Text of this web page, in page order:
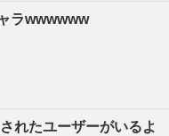
ラwwwwww
れたユーザーがいるよ